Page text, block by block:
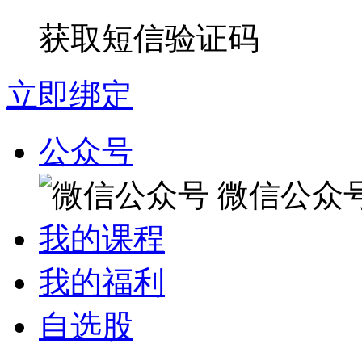
获取短信验证码
立即绑定
公众号
微信公众
我的课程
我的福利
自选股